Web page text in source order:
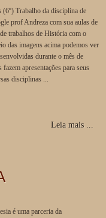
(6º) Trabalho da disciplina de
prof Andreza com sua aulas de
trabalhos de História com o
das imagens acima podemos ver
durante o mês de
apresentações para seus
disciplinas ...
Leia mais ...
é uma parceria da